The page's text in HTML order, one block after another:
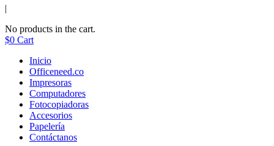
|
No products in the cart.
$0 Cart
Inicio
Officeneed.co
Impresoras
Computadores
Fotocopiadoras
Accesorios
Papelería
Contáctanos